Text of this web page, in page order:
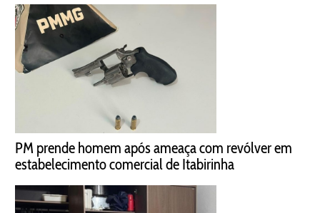
PM prende homem após ameaça com revólver em
estabelecimento comercial de Itabirinha